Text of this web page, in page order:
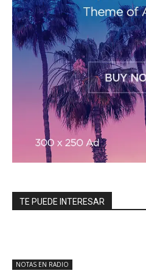
TE PUEDE INTERESAR